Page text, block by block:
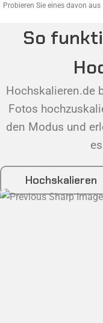
Probieren Sie eines davon aus
So
Hochskalieren.de
Fotos
den Modus und
Hochskalieren